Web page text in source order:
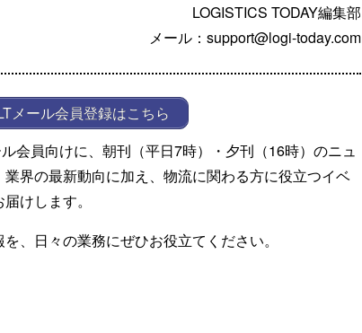
LOGISTICS TODAY編集部
メール：support@logi-today.com
メール会員登録はこちら
会員向けに、朝刊（平日7時）・夕刊（16時）のニュ
界の最新動向に加え、物流に関わる方に役立つイベ
けします。
、日々の業務にぜひお役立てください。